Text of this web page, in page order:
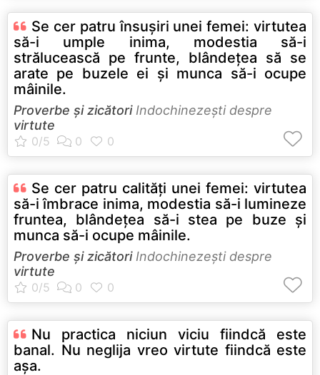
Se cer patru însuşiri unei femei: virtutea
să-i umple inima, modestia să-i
strălucească pe frunte, blândeţea să se
arate pe buzele ei şi munca să-i ocupe
mâinile.
Proverbe și zicătoriIndochinezeşti despre
virtute
Se cer patru calităţi unei femei: virtutea
să-i îmbrace inima, modestia să-i lumineze
fruntea, blândeţea să-i stea pe buze şi
munca să-i ocupe mâinile.
Proverbe și zicătoriIndochinezeşti despre
virtute
Nu practica niciun viciu fiindcă este
banal. Nu neglija vreo virtute fiindcă este
aşa.